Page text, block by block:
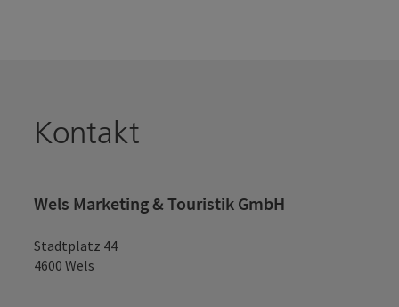
Kontakt
Wels Marketing & Touristik GmbH
Stadtplatz 44
4600 Wels